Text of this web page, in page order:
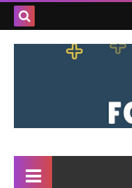
بحث